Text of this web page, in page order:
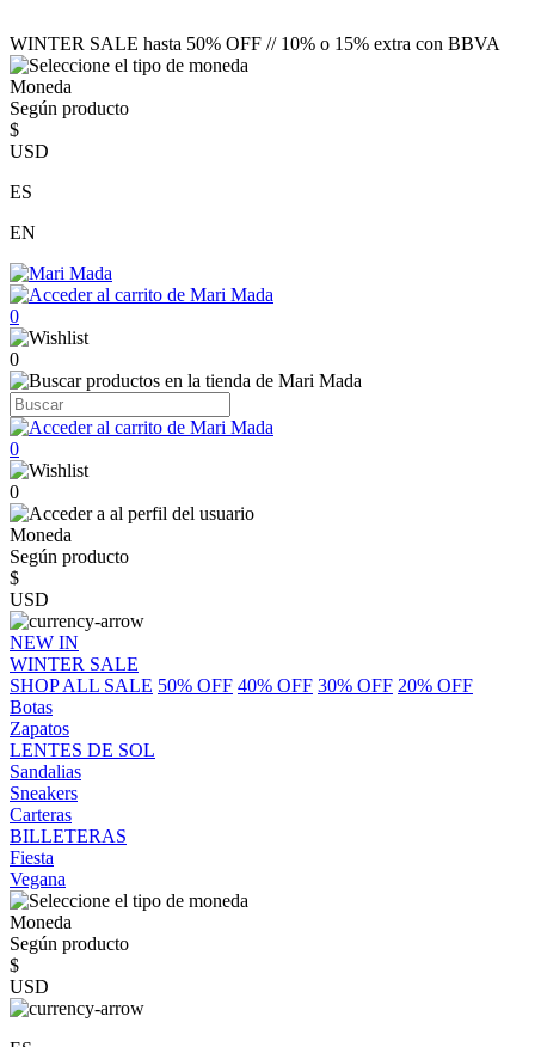
WINTER SALE hasta 50% OFF // 10% o 15% extra con BBVA
Moneda
Según producto
$
USD
ES
EN
0
0
0
0
Moneda
Según producto
$
USD
NEW IN
WINTER SALE
SHOP ALL SALE 50% OFF 40% OFF 30% OFF 20% OFF
Botas
Zapatos
LENTES DE SOL
Sandalias
Sneakers
Carteras
BILLETERAS
Fiesta
Vegana
Moneda
Según producto
$
USD